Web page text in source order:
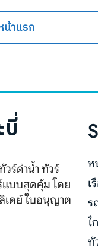
น้าแรก
บี่
วร์ดำน้ำ ทัวร์
แบบสุดคุ้ม โดย
เดย์ ใบอนุญาต
ห
เ
ร
ไ
ทั